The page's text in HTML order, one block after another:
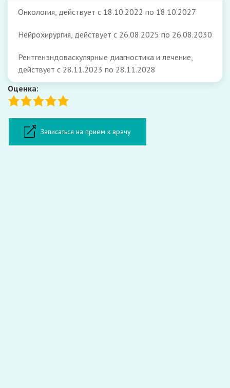
Онкология, действует с 18.10.2022 по 18.10.2027
Нейрохирургия, действует с 26.08.2025 по 26.08.2030
Рентгенэндоваскулярные диагностика и лечение,
действует с 28.11.2023 по 28.11.2028
Оценка:
Записаться на прием к врачу
Форма записи на прием